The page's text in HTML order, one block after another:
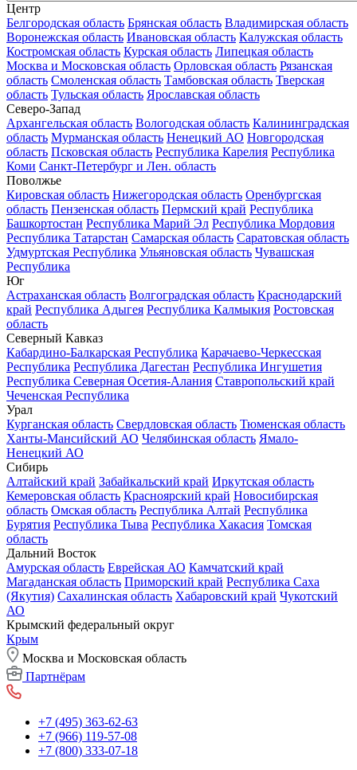
Центр
Белгородская область Брянская область Владимирская область
Воронежская область Ивановская область Калужская область
Костромская область Курская область Липецкая область
Москва и Московская область Орловская область Рязанская
область Смоленская область Тамбовская область Тверская
область Тульская область Ярославская область
Северо-Запад
Архангельская область Вологодская область Калининградская
область Мурманская область Ненецкий АО Новгородская
область Псковская область Республика Карелия Республика
Коми Санкт-Петербург и Лен. область
Поволжье
Кировская область Нижегородская область Оренбургская
область Пензенская область Пермский край Республика
Башкортостан Республика Марий Эл Республика Мордовия
Республика Татарстан Самарская область Саратовская область
Удмуртская Республика Ульяновская область Чувашская
Республика
Юг
Астраханская область Волгоградская область Краснодарский
край Республика Адыгея Республика Калмыкия Ростовская
область
Северный Кавказ
Кабардино-Балкарская Республика Карачаево-Черкесская
Республика Республика Дагестан Республика Ингушетия
Республика Северная Осетия-Алания Ставропольский край
Чеченская Республика
Урал
Курганская область Свердловская область Тюменская область
Ханты-Мансийский АО Челябинская область Ямало-
Ненецкий АО
Сибирь
Алтайский край Забайкальский край Иркутская область
Кемеровская область Красноярский край Новосибирская
область Омская область Республика Алтай Республика
Бурятия Республика Тыва Республика Хакасия Томская
область
Дальний Восток
Амурская область Еврейская АО Камчатский край
Магаданская область Приморский край Республика Саха
(Якутия) Сахалинская область Хабаровский край Чукотский
АО
Крымский федеральный округ
Крым
Москва и Московская область
Партнёрам
+7 (495) 363-62-63
+7 (966) 119-57-08
+7 (800) 333-07-18